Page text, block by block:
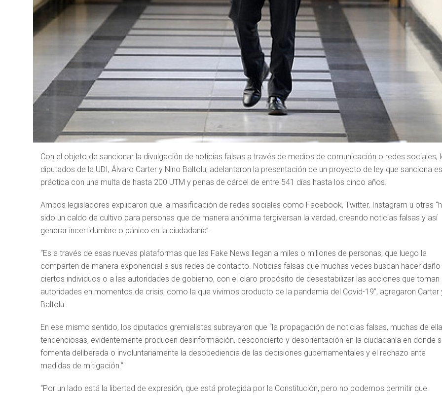
Con el objeto de sancionar la divulgación de noticias falsas a través de medios de comunicación o redes sociales,
diputados de la UDI, Álvaro Carter y Nino Baltolu, adelantaron la presentación de un proyecto de ley que sanciona
práctica con una multa de hasta 200 UTM y penas de cárcel de entre 541 días hasta los cinco años.
Ambos legisladores explicaron que la masificación de redes sociales como Facebook, Twitter, Instagram u otras
sido un caldo de cultivo para personas que de manera anónima tergiversan la verdad, creando noticias falsas y así
generar incertidumbre o pánico en la ciudadanía”.
“Es a través de esas nuevas plataformas que las Fake News llegan a miles o millones de personas, que luego la
comparten de manera exponencial a sus redes de contacto. Noticias falsas que muchas veces buscan hacer daño
ciertos individuos o a las autoridades de gobierno, con el claro propósito de desestabilizar las acciones que toman
autoridades en momentos de crisis, como la que vivimos producto de la pandemia del Covid-19”, agregaron Carter
Baltolu.
En ese mismo sentido, los diputados gremialistas subrayaron que “la propagación de noticias falsas, muchas de
tendenciosas, evidentemente producen desinformación, desconcierto y desorientación en la ciudadanía en donde
fomenta deliberada o involuntariamente la desobediencia de las decisiones gubernamentales y el rechazo ante
medidas de mitigación.”
“Por un lado está la libertad de expresión, que está protegida por la Constitución, pero no podemos permitir que